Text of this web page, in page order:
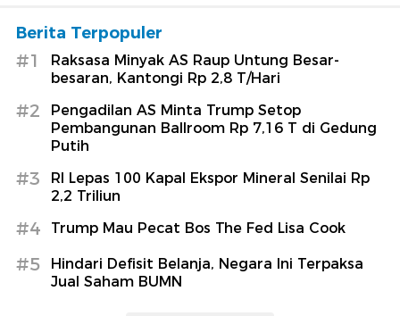
Berita Terpopuler
#1
Raksasa Minyak AS Raup Untung Besar-
besaran, Kantongi Rp 2,8 T/Hari
#2
Pengadilan AS Minta Trump Setop
Pembangunan Ballroom Rp 7,16 T di Gedung
Putih
#3
RI Lepas 100 Kapal Ekspor Mineral Senilai Rp
2,2 Triliun
#4 Trump Mau Pecat Bos The Fed Lisa Cook
#5
Hindari Defisit Belanja, Negara Ini Terpaksa
Jual Saham BUMN